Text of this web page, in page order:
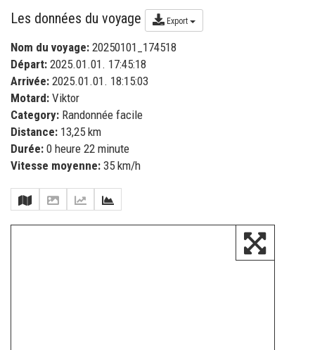
Les données du voyage Export
Nom du voyage: 20250101_174518
Départ: 2025.01.01. 17:45:18
Arrivée: 2025.01.01. 18:15:03
Motard: Viktor
Category: Randonnée facile
Distance: 13,25 km
Durée: 0 heure 22 minute
Vitesse moyenne: 35 km/h